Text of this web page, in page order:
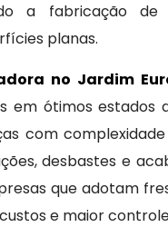
a fabricação
planas.
no Jardim
em ótimos
com
desbastes e
que adotam
e maior